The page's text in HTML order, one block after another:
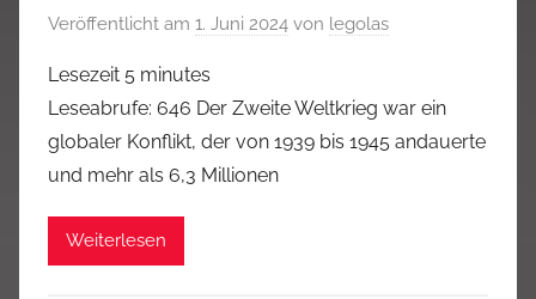
Veröffentlicht am 1. Juni 2024 von legolas
Lesezeit 5 minutes
Leseabrufe: 646 Der Zweite Weltkrieg war ein
globaler Konflikt, der von 1939 bis 1945 andauerte
und mehr als 6,3 Millionen
Weiterlesen